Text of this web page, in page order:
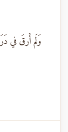
وَلَم أَرقَ في